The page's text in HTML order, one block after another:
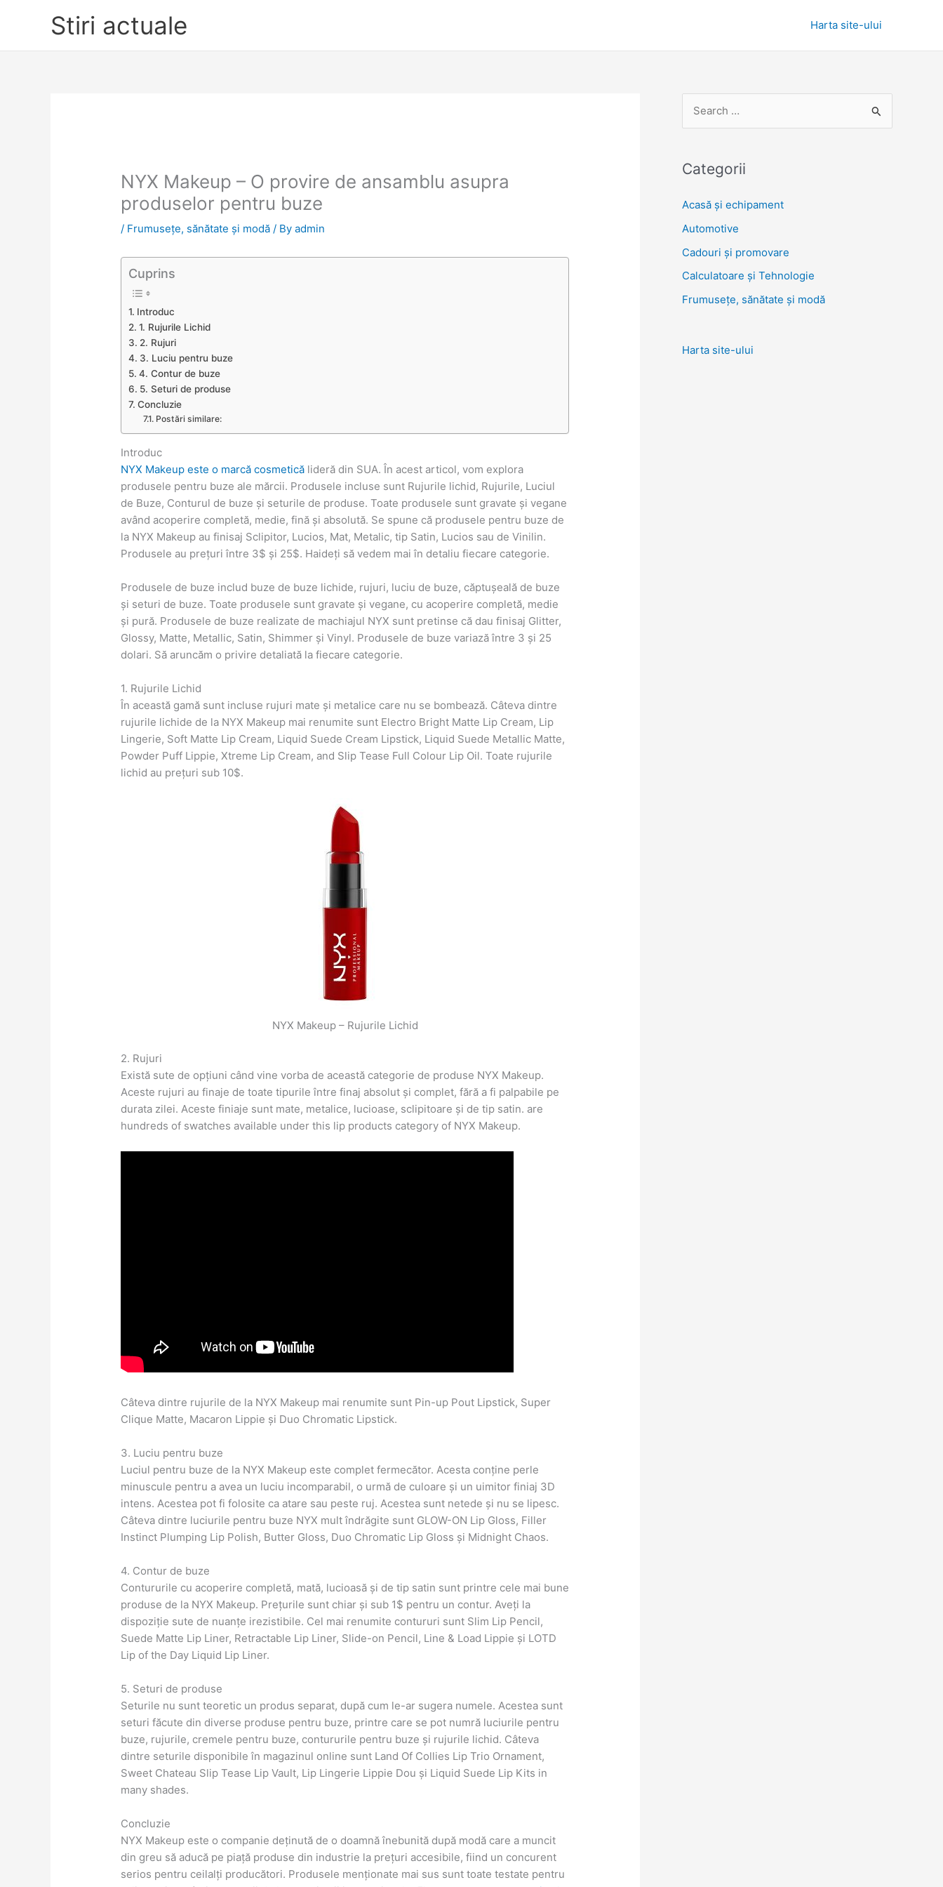
Stiri actuale Harta site-ului
NYX Makeup – O provire de ansamblu asupra
produselor pentru buze
/ Frumusețe, sănătate și modă / Byadmin
Cuprins
Introduc
1. Rujurile Lichid
2. Rujuri
3. Luciu pentru buze
4. Contur de buze
5. Seturi de produse
Concluzie
Postări similare:
Introduc
NYX Makeup este o marcă cosmetică lideră din SUA. În acest articol, vom explora
produsele pentru buze ale mărcii. Produsele incluse sunt Rujurile lichid, Rujurile, Luciul
de Buze, Conturul de buze și seturile de produse. Toate produsele sunt gravate și vegane
având acoperire completă, medie, fină și absolută. Se spune că produsele pentru buze de
la NYX Makeup au finisaj Sclipitor, Lucios, Mat, Metalic, tip Satin, Lucios sau de Vinilin.
Produsele au prețuri între 3$ și 25$. Haideți să vedem mai în detaliu fiecare categorie.
Produsele de buze includ buze de buze lichide, rujuri, luciu de buze, căptușeală de buze
și seturi de buze. Toate produsele sunt gravate și vegane, cu acoperire completă, medie
și pură. Produsele de buze realizate de machiajul NYX sunt pretinse că dau finisaj Glitter,
Glossy, Matte, Metallic, Satin, Shimmer și Vinyl. Produsele de buze variază între 3 și 25
dolari. Să aruncăm o privire detaliată la fiecare categorie.
1. Rujurile Lichid
În această gamă sunt incluse rujuri mate și metalice care nu se bombează. Câteva dintre
rujurile lichide de la NYX Makeup mai renumite sunt Electro Bright Matte Lip Cream, Lip
Lingerie, Soft Matte Lip Cream, Liquid Suede Cream Lipstick, Liquid Suede Metallic Matte,
Powder Puff Lippie, Xtreme Lip Cream, and Slip Tease Full Colour Lip Oil. Toate rujurile
lichid au prețuri sub 10$.
NYX Makeup – Rujurile Lichid
2. Rujuri
Există sute de opțiuni când vine vorba de această categorie de produse NYX Makeup.
Aceste rujuri au finaje de toate tipurile între finaj absolut și complet, fără a fi palpabile pe
durata zilei. Aceste finiaje sunt mate, metalice, lucioase, sclipitoare și de tip satin. are
hundreds of swatches available under this lip products category of NYX Makeup.
Câteva dintre rujurile de la NYX Makeup mai renumite sunt Pin-up Pout Lipstick, Super
Clique Matte, Macaron Lippie și Duo Chromatic Lipstick.
3. Luciu pentru buze
Luciul pentru buze de la NYX Makeup este complet fermecător. Acesta conține perle
minuscule pentru a avea un luciu incomparabil, o urmă de culoare și un uimitor finiaj 3D
intens. Acestea pot fi folosite ca atare sau peste ruj. Acestea sunt netede și nu se lipesc.
Câteva dintre luciurile pentru buze NYX mult îndrăgite sunt GLOW-ON Lip Gloss, Filler
Instinct Plumping Lip Polish, Butter Gloss, Duo Chromatic Lip Gloss și Midnight Chaos.
4. Contur de buze
Contururile cu acoperire completă, mată, lucioasă și de tip satin sunt printre cele mai bune
produse de la NYX Makeup. Prețurile sunt chiar și sub 1$ pentru un contur. Aveți la
dispoziție sute de nuanțe irezistibile. Cel mai renumite contururi sunt Slim Lip Pencil,
Suede Matte Lip Liner, Retractable Lip Liner, Slide-on Pencil, Line & Load Lippie și LOTD
Lip of the Day Liquid Lip Liner.
5. Seturi de produse
Seturile nu sunt teoretic un produs separat, după cum le-ar sugera numele. Acestea sunt
seturi făcute din diverse produse pentru buze, printre care se pot numră luciurile pentru
buze, rujurile, cremele pentru buze, contururile pentru buze și rujurile lichid. Câteva
dintre seturile disponibile în magazinul online sunt Land Of Collies Lip Trio Ornament,
Sweet Chateau Slip Tease Lip Vault, Lip Lingerie Lippie Dou și Liquid Suede Lip Kits in
many shades.
Concluzie
NYX Makeup este o companie deținută de o doamnă înebunită după modă care a muncit
din greu să aducă pe piață produse din industrie la prețuri accesibile, fiind un concurent
serios pentru ceilalți producători. Produsele menționate mai sus sunt toate testate pentru
r
h
f
o
r
:
Categorii
Acasă și echipament
Automotive
Cadouri și promovare
Calculatoare și Tehnologie
Frumusețe, sănătate și modă
Harta site-ului